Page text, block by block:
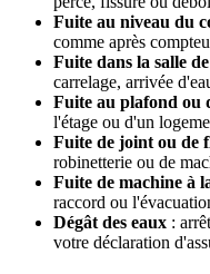
Fuite au niveau du
comme après
Fuite dans la salle
carrelage, arrivée
Fuite au plafond ou
l'étage ou d'un
Fuite de joint ou de
robinetterie ou de
Fuite de machine à
raccord ou
Dégât des eaux :
votre déclaration